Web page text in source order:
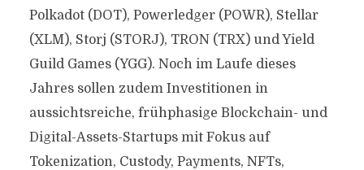
Polkadot (DOT), Powerledger (POWR), Stellar
(XLM), Storj (STORJ), TRON (TRX) und Yield
Guild Games (YGG). Noch im Laufe dieses
Jahres sollen zudem Investitionen in
aussichtsreiche, frühphasige Blockchain- und
Digital-Assets-Startups mit Fokus auf
Tokenization, Custody, Payments, NFTs,